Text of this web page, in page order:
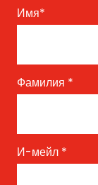
Имя*
Фамилия *
И-мейл *